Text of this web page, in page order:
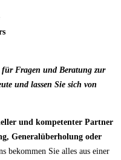
Fragen und Beratung zur
und lassen Sie sich von
und kompetenter Partner
Generalüberholung oder
bekommen Sie alles aus einer